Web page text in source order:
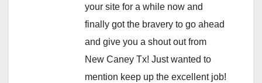
your site for a while now and
finally got the bravery to go ahead
and give you a shout out from
New Caney Tx! Just wanted to
mention keep up the excellent job!